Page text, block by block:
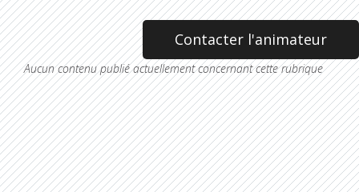
Contacter l'animateur
Aucun contenu publié actuellement concernant cette rubrique